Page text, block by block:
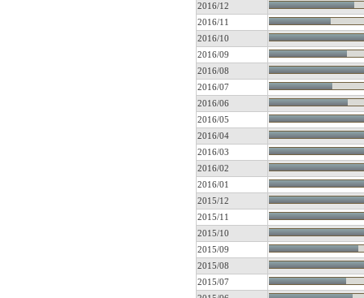
2016/12
2016/11
2016/10
2016/09
2016/08
2016/07
2016/06
2016/05
2016/04
2016/03
2016/02
2016/01
2015/12
2015/11
2015/10
2015/09
2015/08
2015/07